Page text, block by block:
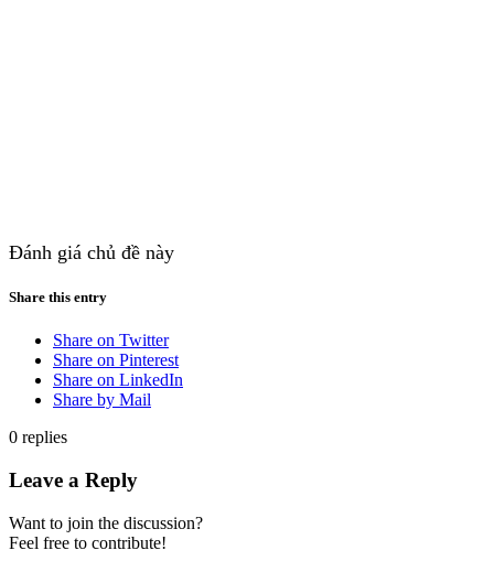
Đánh giá chủ đề này
Share this entry
Share on Twitter
Share on Pinterest
Share on LinkedIn
Share by Mail
0 replies
Leave a Reply
Want to join the discussion?
Feel free to contribute!